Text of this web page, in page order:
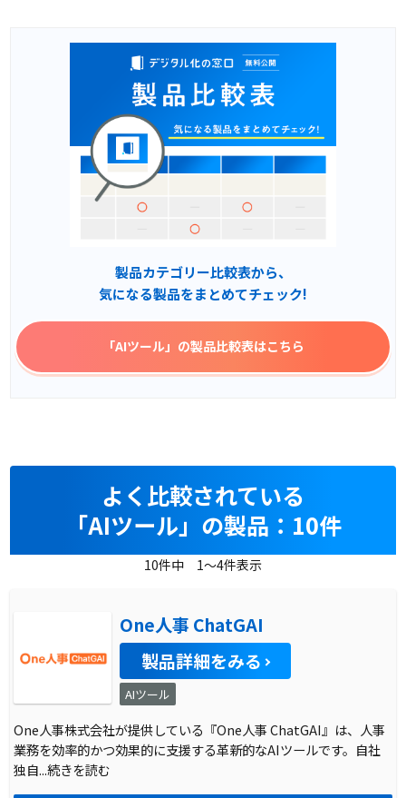
製品カテゴリー比較表から、
気になる製品をまとめてチェック!
「AIツール」 の製品比較表はこちら
よく比較されている
「AIツール」の製品：10件
10件中 1～4件表示
One人事 ChatGAI
製品詳細をみる
AIツール
One人事株式会社が提供している『One人事 ChatGAI』は、人事
業務を効率的かつ効果的に支援する革新的なAIツールです。自社
独自...続きを読む